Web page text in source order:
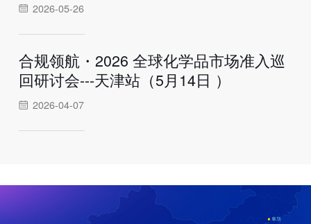
2026-05-26
合规领航・2026 全球化学品市场准入巡
回研讨会---天津站（5月14日 ）
2026-04-07